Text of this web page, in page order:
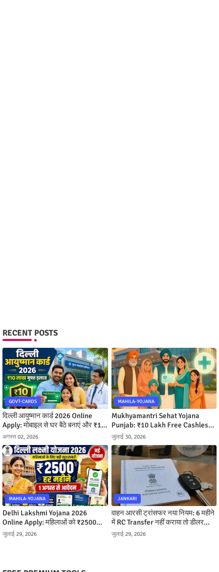
RECENT POSTS
GOVT-CARDS
दिल्ली आयुष्मान कार्ड 2026 Online
Apply: मोबाइल से घर बैठे बनाएं और ₹10
लाख तक मुफ्त इलाज पाएं
अगस्त 02, 2026
MAHILA-YOJANA
Mukhyamantri Sehat Yojana
Punjab: ₹10 Lakh Free Cashless
Ilaj Kaise Milega
जुलाई 30, 2026
MAHILA-YOJANA
Delhi Lakshmi Yojana 2026
Online Apply: महिलाओं को ₹2500
महीना, ऐसे करें आवेदन
जुलाई 29, 2026
JANKARI
वाहन आरसी ट्रांसफर नया नियम: 6 महीने
में RC Transfer नहीं कराया तो डीलर
बनेगा मालिक, जानें पूरी प्रक्रिया
जुलाई 29, 2026